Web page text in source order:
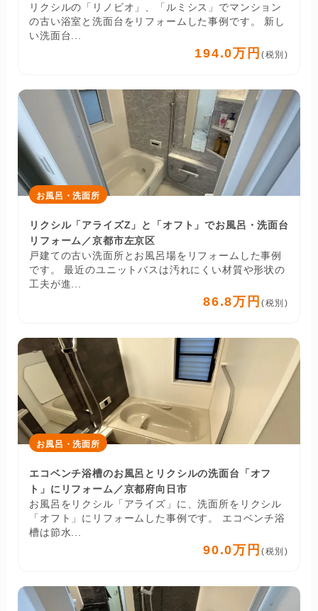
リクシルの「リノビオ」、「ルミシス」でマンション
の古い浴室と洗面台をリフォームした事例です。 新し
い洗面台...
194.0万円 (税別)
お風呂・洗面所
リクシル「アライズZ」と「オフト」でお風呂・洗面台
リフォーム／京都市左京区
戸建ての古い洗面所とお風呂場をリフォームした事例
です。 最近のユニットバスは汚れにくい材質や形状の
工夫が進...
86.8万円 (税別)
お風呂・洗面所
エコベンチ浴槽のお風呂とリクシルの洗面台「オフ
ト」にリフォーム／京都府向日市
お風呂をリクシル「アライズ」に、洗面所をリクシル
「オフト」にリフォームした事例です。 エコベンチ浴
槽は節水...
90.0万円 (税別)